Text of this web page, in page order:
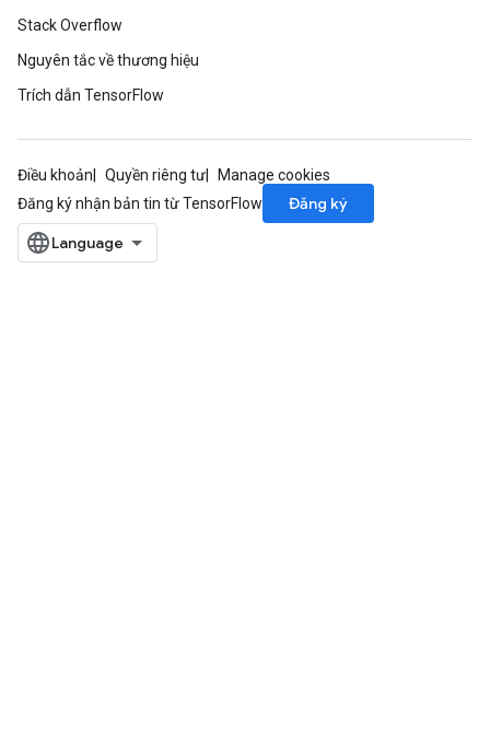
Stack Overflow
Nguyên tắc về thương hiệu
Trích dẫn TensorFlow
Điều khoản Quyền riêng tư
Manage cookies
Đăng ký nhận bản tin từ TensorFlow
Đăng ký